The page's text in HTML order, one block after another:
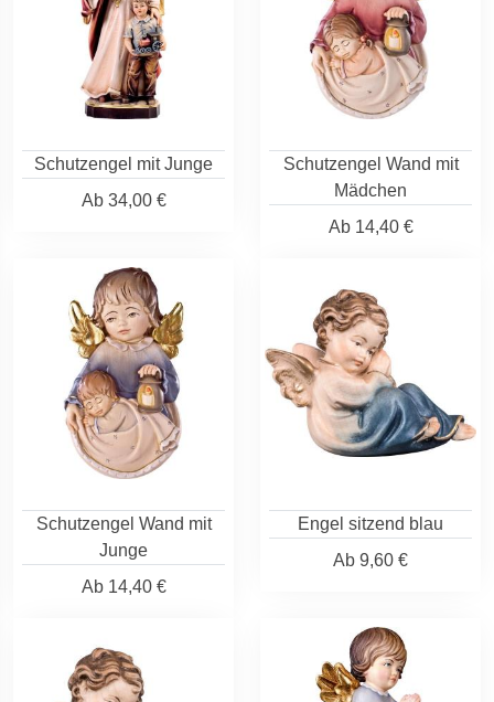
Schutzengel mit Junge
Ab34,00 €
Schutzengel Wand mit
Mädchen
Ab14,40 €
Schutzengel Wand mit
Junge
Ab14,40 €
Engel sitzend blau
Ab 9,60 €